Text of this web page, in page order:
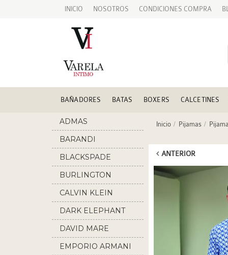
INICIO NOSOTROS CONDICIONES COMPRA
BAÑADORES BATAS BOXERS CALCETINES
ADMAS
BARANDI
BLACKSPADE
BURLINGTON
CALVIN KLEIN
DARK ELEPHANT
DAVID MARE
EMPORIO ARMANI
Inicio Pijamas
ANTERIOR